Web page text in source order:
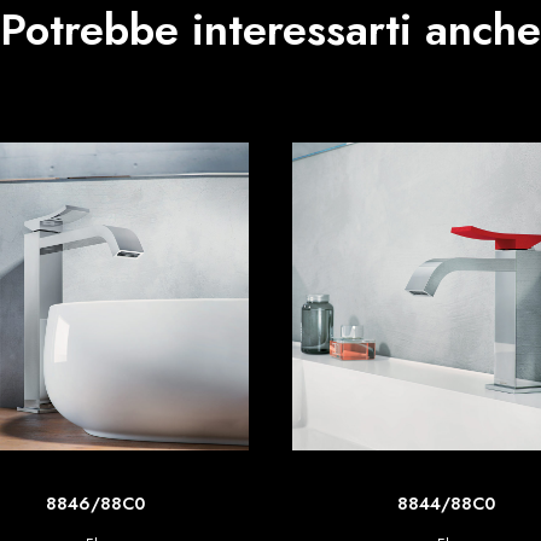
Potrebbe interessarti anche
SCOPRI DI PIU'
8846/88C0 SCOPRI DI PIU'
8844/88C0